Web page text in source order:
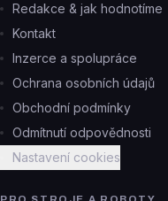
Redakce & jak hodnotíme
Kontakt
Inzerce a spolupráce
Ochrana osobních údajů
Obchodní podmínky
Odmítnutí odpovědnosti
Nastavení cookies